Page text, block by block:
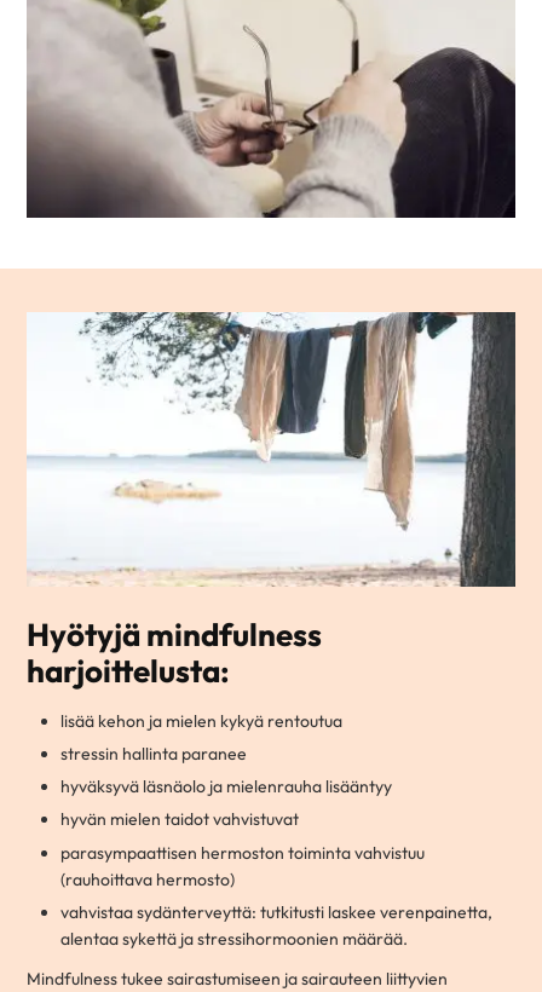
Hyötyjä mindfulness
harjoittelusta:
lisää kehon ja mielen kykyä rentoutua
stressin hallinta paranee
hyväksyvä läsnäolo ja mielenrauha lisääntyy
hyvän mielen taidot vahvistuvat
parasympaattisen hermoston toiminta vahvistuu
(rauhoittava hermosto)
vahvistaa sydänterveyttä: tutkitusti laskee verenpainetta,
alentaa sykettä ja stressihormoonien määrää.
Mindfulness tukee sairastumiseen ja sairauteen liittyvien